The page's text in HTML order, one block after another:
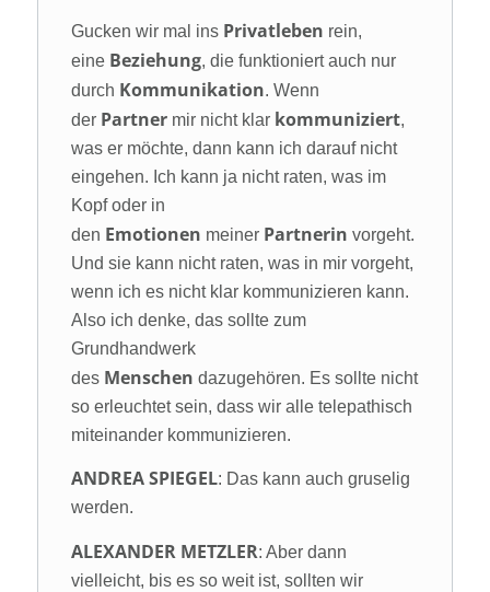
Gucken wir mal ins Privatleben rein,
eine Beziehung, die funktioniert auch nur
durch Kommunikation. Wenn
der Partnermir nicht klar kommuniziert,
was er möchte, dann kann ich darauf nicht
eingehen. Ich kann ja nicht raten, was im
Kopf oder in
den Emotionen meiner Partnerin vorgeht.
Und sie kann nicht raten, was in mir vorgeht,
wenn ich es nicht klar kommunizieren kann.
Also ich denke, das sollte zum
Grundhandwerk
des Menschen dazugehören. Es sollte nicht
so erleuchtet sein, dass wir alle telepathisch
miteinander kommunizieren.
ANDREA SPIEGEL: Das kann auch gruselig
werden.
ALEXANDER METZLER: Aber dann
vielleicht, bis es so weit ist, sollten wir